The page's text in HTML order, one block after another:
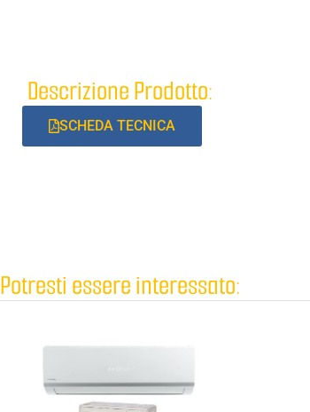
Descrizione Prodotto:
SCHEDA TECNICA
Potresti essere interessato: